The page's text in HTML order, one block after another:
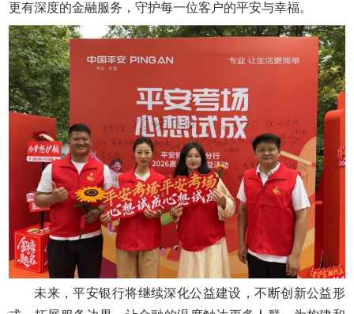
更有深度的金融服务，守护每一位客户的平安与幸福。
未来，平安银行将继续深化公益建设，不断创新公益形